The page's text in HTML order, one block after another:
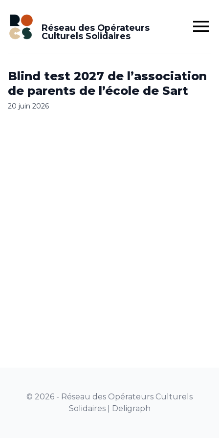
Réseau des Opérateurs
Culturels Solidaires
Blind test 2027 de l’association
de parents de l’école de Sart
20 juin 2026
© 2026 - Réseau des Opérateurs Culturels
Solidaires | Deligraph